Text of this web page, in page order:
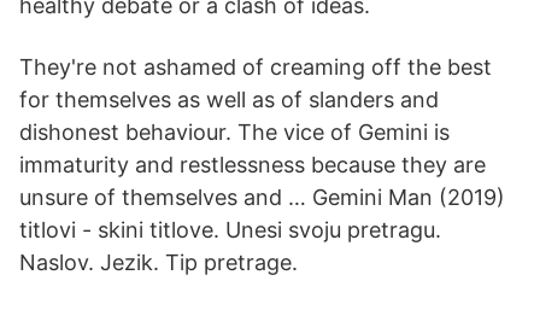
healthy debate or a clash of ideas.
They're not ashamed of creaming off the best
for themselves as well as of slanders and
dishonest behaviour. The vice of Gemini is
immaturity and restlessness because they are
unsure of themselves and … Gemini Man (2019)
titlovi - skini titlove. Unesi svoju pretragu.
Naslov. Jezik. Tip pretrage.